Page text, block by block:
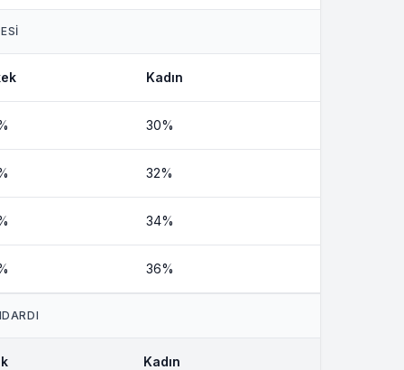
Kadın
30%
32%
34%
36%
Kadın